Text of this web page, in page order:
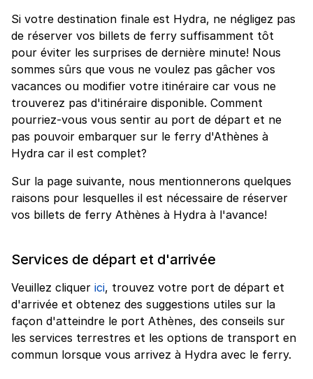
Si votre destination finale est Hydra, ne négligez pas
de réserver vos billets de ferry suffisamment tôt
pour éviter les surprises de dernière minute! Nous
sommes sûrs que vous ne voulez pas gâcher vos
vacances ou modifier votre itinéraire car vous ne
trouverez pas d'itinéraire disponible. Comment
pourriez-vous vous sentir au port de départ et ne
pas pouvoir embarquer sur le ferry d'Athènes à
Hydra car il est complet?
Sur la page suivante, nous mentionnerons quelques
raisons pour lesquelles il est nécessaire de réserver
vos billets de ferry Athènes à Hydra à l'avance!
Services de départ et d'arrivée
Veuillez cliquer ici, trouvez votre port de départ et
d'arrivée et obtenez des suggestions utiles sur la
façon d'atteindre le port Athènes, des conseils sur
les services terrestres et les options de transport en
commun lorsque vous arrivez à Hydra avec le ferry.